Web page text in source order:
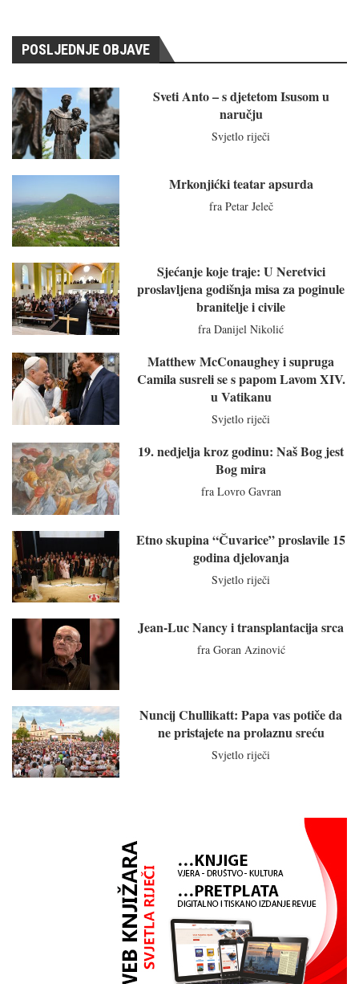
POSLJEDNJE OBJAVE
Sveti Anto – s djetetom Isusom u
naručju
Svjetlo riječi
Mrkonjićki teatar apsurda
fra Petar Jeleč
Sjećanje koje traje: U Neretvici
proslavljena godišnja misa za poginule
branitelje i civile
fra Danijel Nikolić
Matthew McConaughey i supruga
Camila susreli se s papom Lavom XIV.
u Vatikanu
Svjetlo riječi
19. nedjelja kroz godinu: Naš Bog jest
Bog mira
fra Lovro Gavran
Etno skupina “Čuvarice” proslavile 15
godina djelovanja
Svjetlo riječi
Jean-Luc Nancy i transplantacija srca
fra Goran Azinović
Nuncij Chullikatt: Papa vas potiče da
ne pristajete na prolaznu sreću
Svjetlo riječi